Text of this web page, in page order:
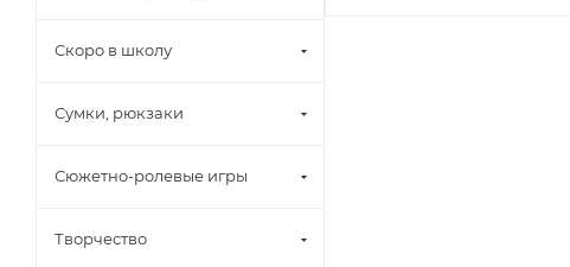
Скоро в школу
Сумки, рюкзаки
Сюжетно-ролевые игры
Творчество